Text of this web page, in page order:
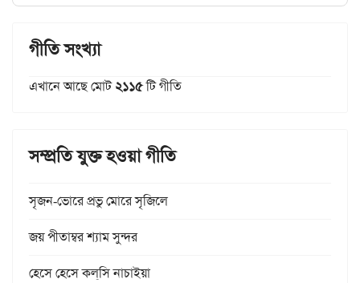
গীতি সংখ্যা
এখানে আছে মোট২১১৫টি গীতি
সম্প্রতি যুক্ত হওয়া গীতি
সৃজন-ভোরে প্রভু মোরে সৃজিলে
জয় পীতাম্বর শ্যাম সুন্দর
হেসে হেসে কল্‌সি নাচাইয়া